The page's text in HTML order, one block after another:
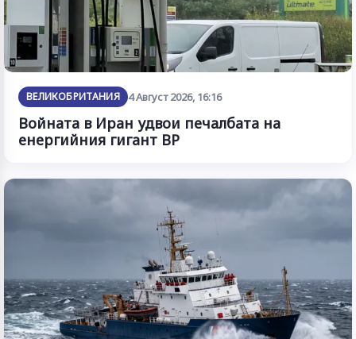
ВЕЛИКОБРИТАНИЯ 4 Август 2026, 16:16
Войната в Иран удвои печалбата на
енергийния гигант BP